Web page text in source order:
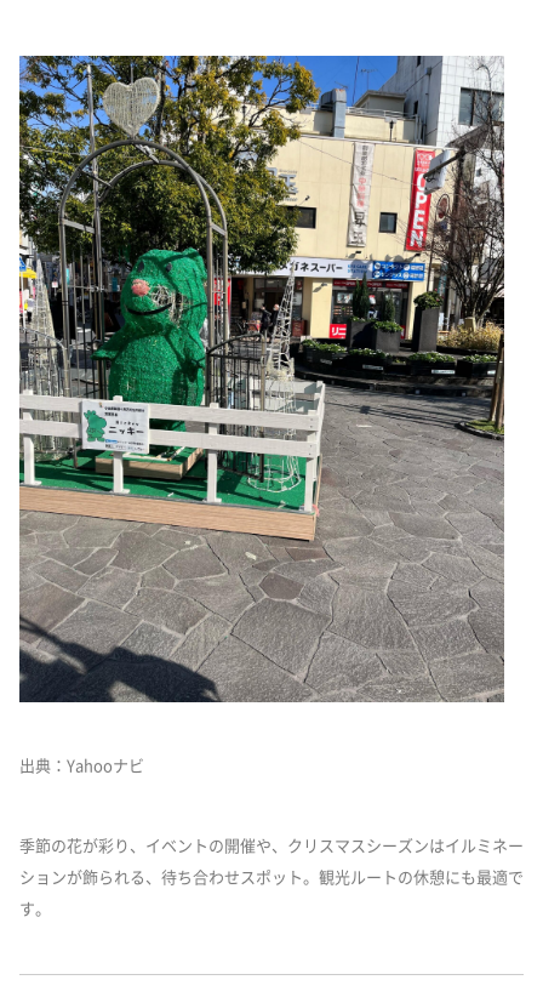
出典：Yahooナビ
季節の花が彩り、イベントの開催や、クリスマスシーズンはイルミネー
ションが飾られる、待ち合わせスポット。観光ルートの休憩にも最適で
す。